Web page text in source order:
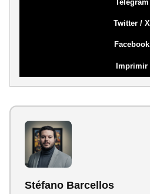
Telegram
Twitter / X
Facebook
Imprimir
Stéfano Barcellos